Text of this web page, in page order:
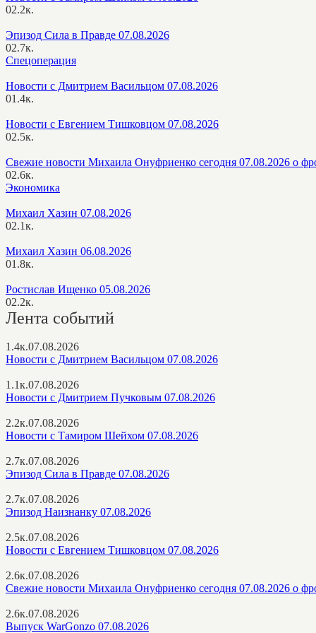
02.2к.
Эпизод Сила в Правде 07.08.2026
02.7к.
Спецоперация
Новости с Дмитрием Васильцом 07.08.2026
01.4к.
Новости с Евгением Тишковцом 07.08.2026
02.5к.
Свежие новости Михаила Онуфриенко сегодня 07.08.2026 о
02.6к.
Экономика
Михаил Хазин 07.08.2026
02.1к.
Михаил Хазин 06.08.2026
01.8к.
Ростислав Ищенко 05.08.2026
02.2к.
Лента событий
1.4к.07.08.2026
Новости с Дмитрием Васильцом 07.08.2026
1.1к.07.08.2026
Новости с Дмитрием Пучковым 07.08.2026
2.2к.07.08.2026
Новости с Тамиром Шейхом 07.08.2026
2.7к.07.08.2026
Эпизод Сила в Правде 07.08.2026
2.7к.07.08.2026
Эпизод Наизнанку 07.08.2026
2.5к.07.08.2026
Новости с Евгением Тишковцом 07.08.2026
2.6к.07.08.2026
Свежие новости Михаила Онуфриенко сегодня 07.08.2026 о
2.6к.07.08.2026
Выпуск WarGonzo 07.08.2026